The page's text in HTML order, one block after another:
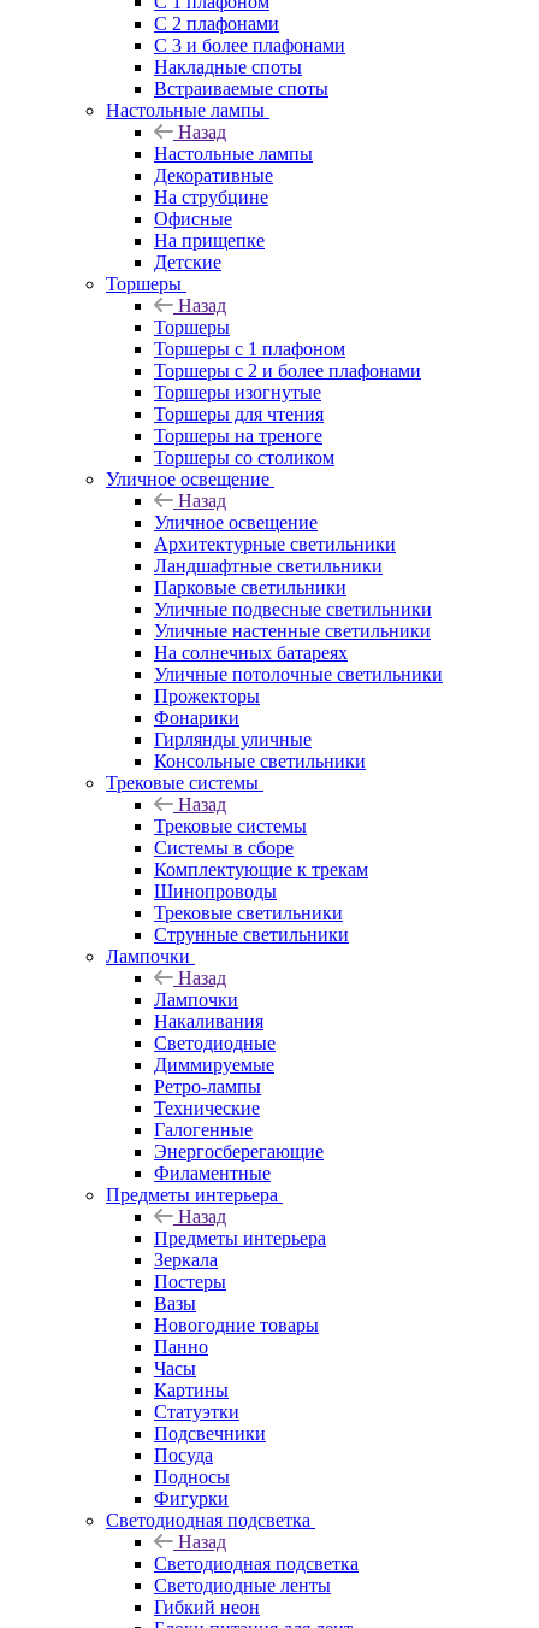
С 2 плафонами
С 3 и более плафонами
Накладные споты
Встраиваемые споты
Настольные лампы
Назад
Настольные лампы
Декоративные
На струбцине
Офисные
На прищепке
Детские
Торшеры
Назад
Торшеры
Торшеры с 1 плафоном
Торшеры с 2 и более плафонами
Торшеры изогнутые
Торшеры для чтения
Торшеры на треноге
Торшеры со столиком
Уличное освещение
Назад
Уличное освещение
Архитектурные светильники
Ландшафтные светильники
Парковые светильники
Уличные подвесные светильники
Уличные настенные светильники
На солнечных батареях
Уличные потолочные светильники
Прожекторы
Фонарики
Гирлянды уличные
Консольные светильники
Трековые системы
Назад
Трековые системы
Системы в сборе
Комплектующие к трекам
Шинопроводы
Трековые светильники
Струнные светильники
Лампочки
Назад
Лампочки
Накаливания
Светодиодные
Диммируемые
Ретро-лампы
Технические
Галогенные
Энергосберегающие
Филаментные
Предметы интерьера
Назад
Предметы интерьера
Зеркала
Постеры
Вазы
Новогодние товары
Панно
Часы
Картины
Статуэтки
Подсвечники
Посуда
Подносы
Фигурки
Светодиодная подсветка
Назад
Светодиодная подсветка
Светодиодные ленты
Гибкий неон